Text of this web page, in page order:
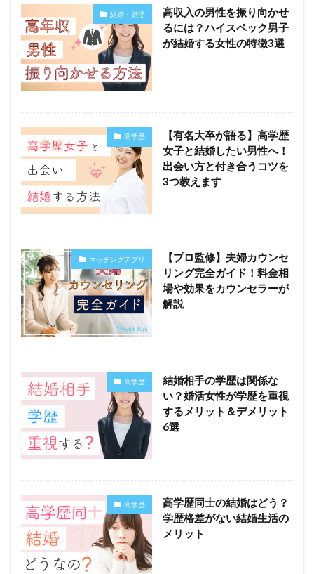
結婚・婚活
高収入の男性を振り向かせ
るには？ハイスペック男子
が結婚する女性の特徴3選
高学歴
【有名大卒が語る】高学歴
女子と結婚したい男性へ！
出会い方と付き合うコツを
3つ教えます
マッチングアプリ
【プロ監修】夫婦カウンセ
リング完全ガイド！料金相
場や効果をカウンセラーが
解説
高学歴
結婚相手の学歴は関係な
い？婚活女性が学歴を重視
するメリット＆デメリット
6選
高学歴
高学歴同士の結婚はどう？
学歴格差がない結婚生活の
メリット